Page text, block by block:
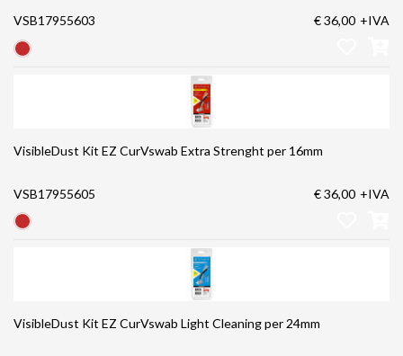
VSB17955603 € 36,00 +IVA
VisibleDust Kit EZ CurVswab Extra Strenght per 16mm
VSB17955605 € 36,00 +IVA
VisibleDust Kit EZ CurVswab Light Cleaning per 24mm